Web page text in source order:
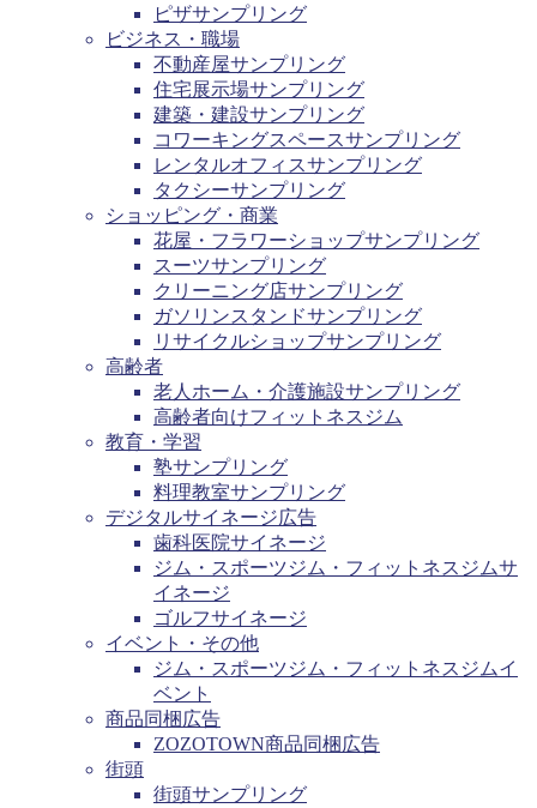
ピザサンプリング
ビジネス・職場
不動産屋サンプリング
住宅展示場サンプリング
建築・建設サンプリング
コワーキングスペースサンプリング
レンタルオフィスサンプリング
タクシーサンプリング
ショッピング・商業
花屋・フラワーショップサンプリング
スーツサンプリング
クリーニング店サンプリング
ガソリンスタンドサンプリング
リサイクルショップサンプリング
高齢者
老人ホーム・介護施設サンプリング
高齢者向けフィットネスジム
教育・学習
塾サンプリング
料理教室サンプリング
デジタルサイネージ広告
歯科医院サイネージ
ジム・スポーツジム・フィットネスジムサ
イネージ
ゴルフサイネージ
イベント・その他
ジム・スポーツジム・フィットネスジムイ
ベント
商品同梱広告
ZOZOTOWN商品同梱広告
街頭
街頭サンプリング